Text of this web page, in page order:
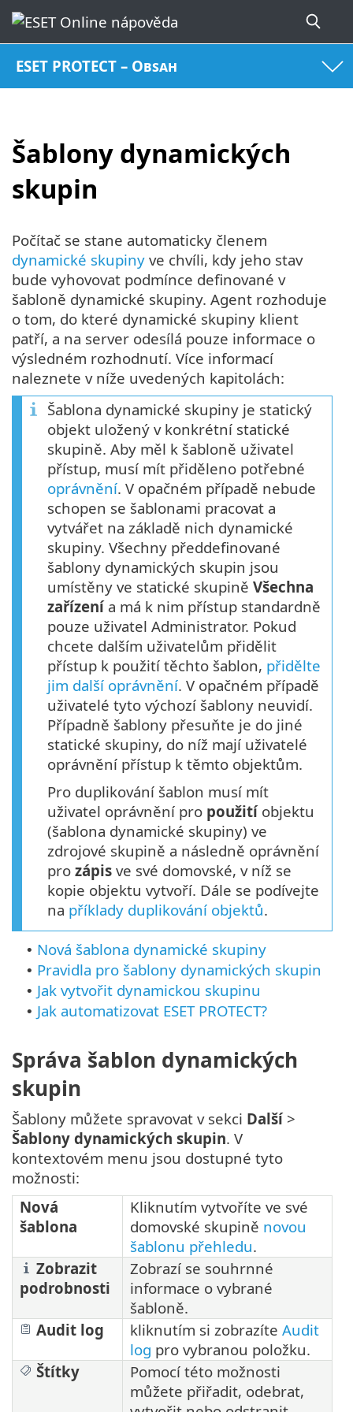
ESET PROTECT – Obsah
Šablony dynamických
skupin
Počítač se stane automaticky členem
dynamické skupiny ve chvíli, kdy jeho stav
bude vyhovovat podmínce definované v
šabloně dynamické skupiny. Agent rozhoduje
o tom, do které dynamické skupiny klient
patří, a na server odesílá pouze informace o
výsledném rozhodnutí. Více informací
naleznete v níže uvedených kapitolách:
Šablona dynamické skupiny je statický
objekt uložený v konkrétní statické
skupině. Aby měl k šabloně uživatel
přístup, musí mít přiděleno potřebné
oprávnění. V opačném případě nebude
schopen se šablonami pracovat a
vytvářet na základě nich dynamické
skupiny. Všechny předdefinované
šablony dynamických skupin jsou
umístěny ve statické skupině Všechna
zařízenía má k nim přístup standardně
pouze uživatel Administrator. Pokud
chcete dalším uživatelům přidělit
přístup k použití těchto šablon, přidělte
jim další oprávnění. V opačném případě
uživatelé tyto výchozí šablony neuvidí.
Případně šablony přesuňte je do jiné
statické skupiny, do níž mají uživatelé
oprávnění přístup k těmto objektům.
Pro duplikování šablon musí mít
uživatel oprávnění pro použitíobjektu
(šablona dynamické skupiny) ve
zdrojové skupině a následně oprávnění
pro zápis ve své domovské, v níž se
kopie objektu vytvoří. Dále se podívejte
na příklady duplikování objektů.
• Nová šablona dynamické skupiny
• Pravidla pro šablony dynamických skupin
• Jak vytvořit dynamickou skupinu
• Jak automatizovat ESET PROTECT?
Správa šablon dynamických
skupin
Šablony můžete spravovat v sekci Další>
Šablony dynamických skupin. V
kontextovém menu jsou dostupné tyto
možnosti:
Nová
šablona
Kliknutím vytvoříte ve své
domovské skupině novou
šablonu přehledu.
Zobrazit
podrobnosti
Zobrazí se souhrnné
informace o vybrané
šabloně.
Audit log
kliknutím si zobrazíte Audit
log pro vybranou položku.
Štítky
Pomocí této možnosti
můžete přiřadit, odebrat,